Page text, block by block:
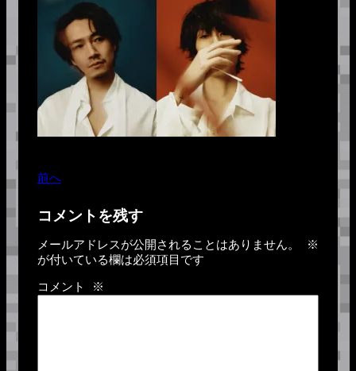
前へ
コメントを残す
メールアドレスが公開されることはありません。
※
が付いている欄は必須項目です
コメント
※